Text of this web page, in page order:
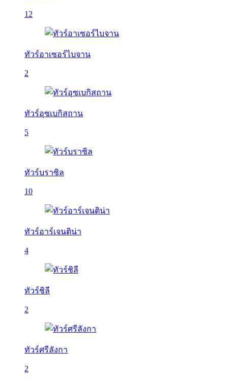
12
ทัวร์อาเซอร์ไบจาน
2
ทัวร์อุซเบกิสถาน
5
ทัวร์บราซิล
10
ทัวร์อาร์เจนติน่า
4
ทัวร์ชิลี
2
ทัวร์ศรีลังกา
2